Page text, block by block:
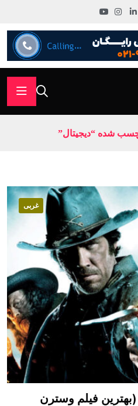
شده “دیجیتال”
غربی
فیلم وسترن